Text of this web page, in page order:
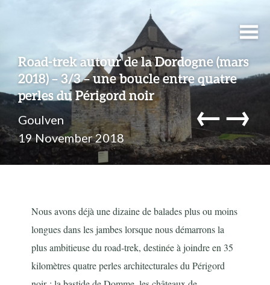
Road-trek autour de la Dordogne (mars
2018) – 3/3 – une boucle entre quatre
perles du Périgord noir
Goulven
19 November 2018
←→
Nous avons déjà une dizaine de balades plus ou moins
longues dans les jambes lorsque nous démarrons la
plus ambitieuse du road-trek, destinée à joindre en 35
kilomètres quatre perles architecturales du Périgord